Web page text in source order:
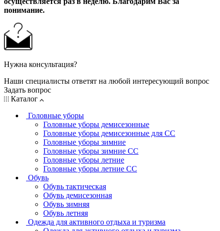
понимание.
Нужна консультация?
Наши специалисты ответят на любой интересующий вопрос
Задать вопрос
Каталог
Головные уборы
Головные уборы демисезонные
Головные уборы демисезонные для СС
Головные уборы зимние
Головные уборы зимние СС
Головные уборы летние
Головные уборы летние СС
Обувь
Обувь тактическая
Обувь демисезонная
Обувь зимняя
Обувь летняя
Одежда для активного отдыха и туризма